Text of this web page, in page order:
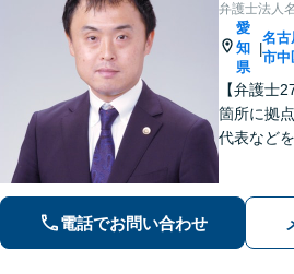
弁護士法人
愛
知
県
|
名古
市中
【弁護士
箇所に拠
代表など
せくださ
ア出演や
電話でお問い合わせ